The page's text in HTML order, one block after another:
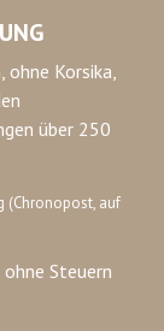
Korsika,
über 250
(Chronopost, auf
Steuern